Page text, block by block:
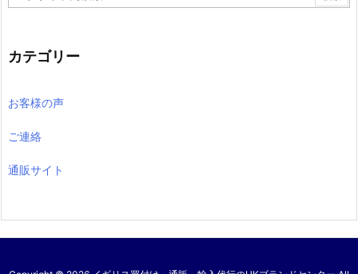
カテゴリー
お客様の声
ご連絡
通販サイト